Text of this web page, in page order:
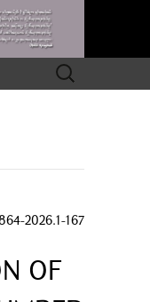
Search
for:
2026.1-167
OF